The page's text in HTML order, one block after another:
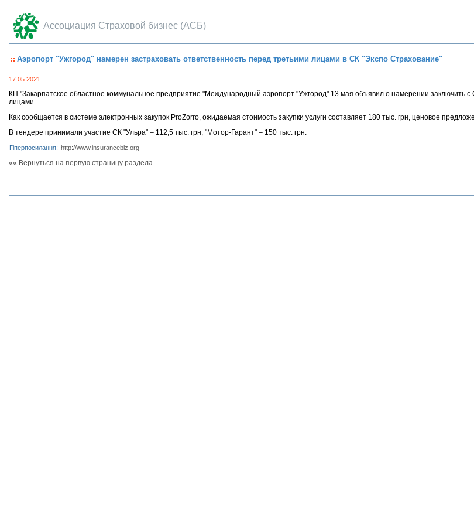
Ассоциация Страховой бизнес (АСБ)
Аэропорт "Ужгород" намерен застраховать ответственность перед третьими лицами в СК "Экспо Страхование"
17.05.2021
КП "Закарпатское областное коммунальное предприятие "Международный аэропорт "Ужгород" 13 мая объявил о намерении заключить
лицами.
Как сообщается в системе электронных закупок ProZorro, ожидаемая стоимость закупки услуги составляет 180 тыс. грн, ценовое
В тендере принимали участие СК "Ульра" – 112,5 тыс. грн, "Мотор-Гарант" – 150 тыс. грн.
Гіперпосилання: http://www.insurancebiz.org
«« Вернуться на первую страницу раздела